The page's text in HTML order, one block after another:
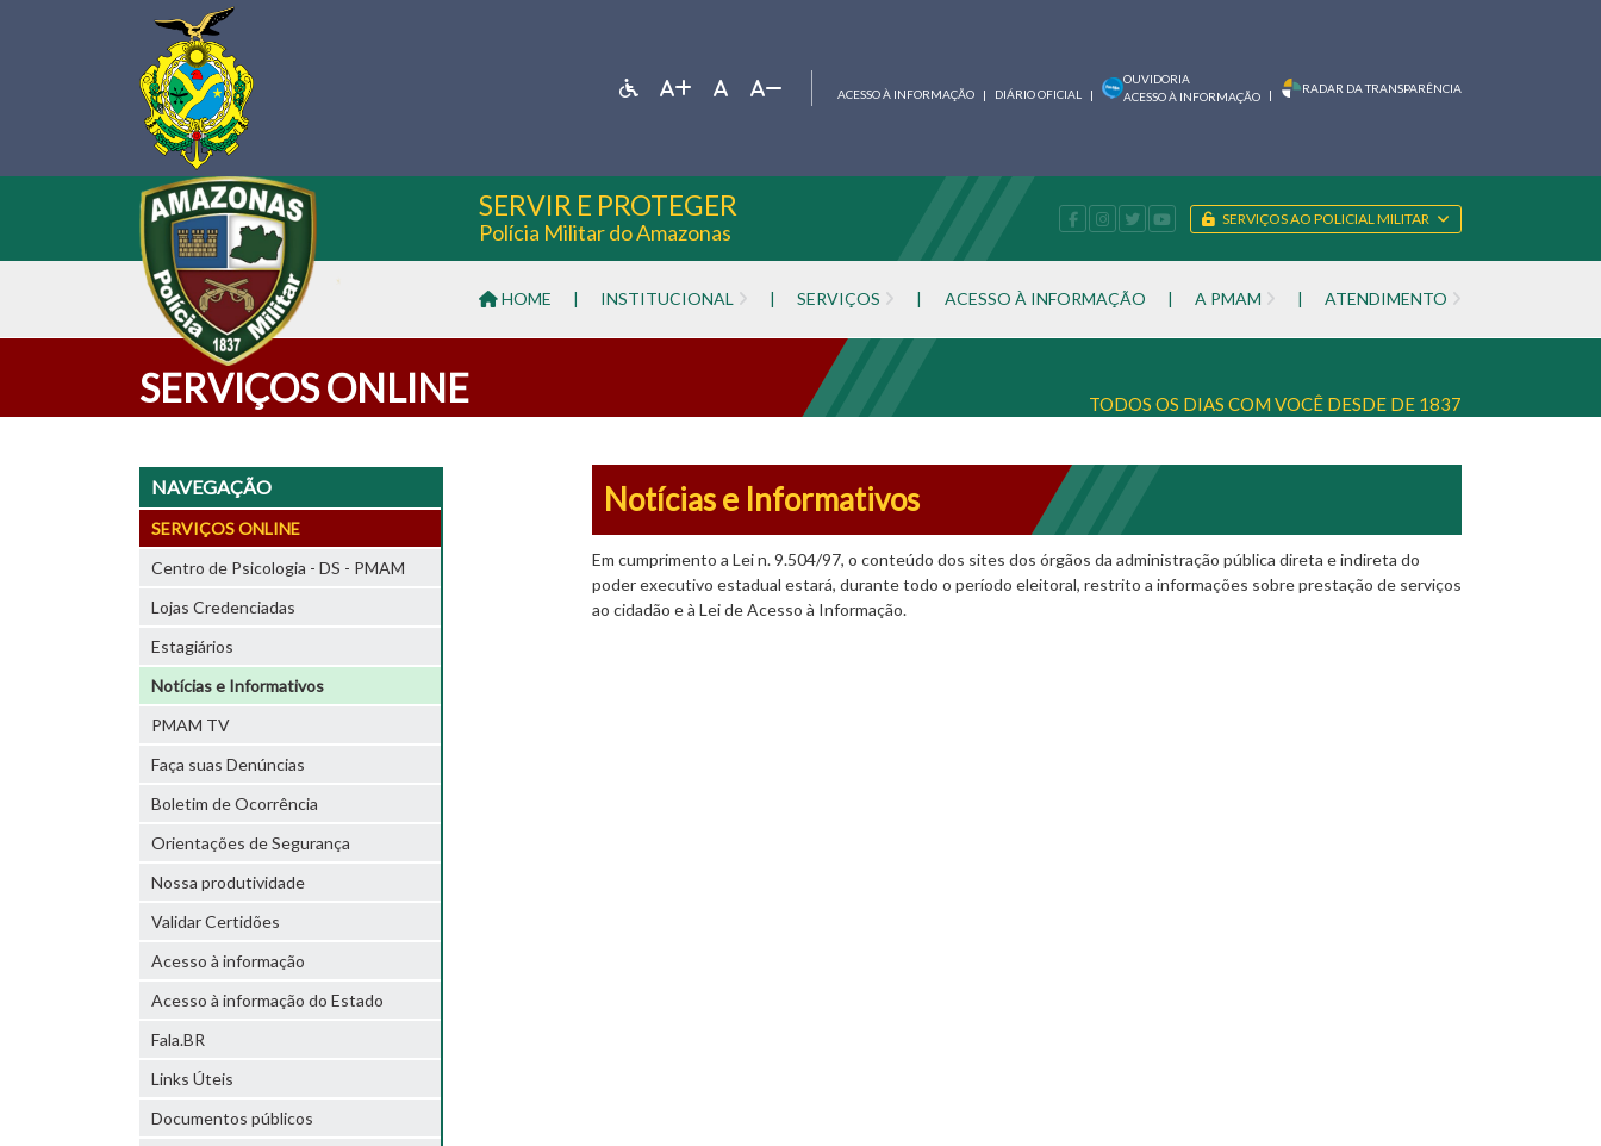
ACESSO À INFORMAÇÃO | DIÁRIO OFICIAL |
OUVIDORIA
ACESSO À INFORMAÇÃO
| RADAR DA TRANSPARÊNCIA
SERVIR E PROTEGER
Polícia Militar do Amazonas
SERVIÇOS AO POLICIAL MILITAR
HOME | INSTITUCIONAL | SERVIÇOS | ACESSO À INFORMAÇÃO | A PMAM | ATENDIMENTO
SERVIÇOS ONLINE TODOS OS DIAS COM VOCÊ DESDE DE 1837
NAVEGAÇÃO
SERVIÇOS ONLINE
Centro de Psicologia - DS - PMAM
Lojas Credenciadas
Estagiários
Notícias e Informativos
PMAM TV
Faça suas Denúncias
Boletim de Ocorrência
Orientações de Segurança
Nossa produtividade
Validar Certidões
Acesso à informação
Acesso à informação do Estado
Fala.BR
Links Úteis
Documentos públicos
Notícias e Informativos
Em cumprimento a Lei n. 9.504/97, o conteúdo dos sites dos órgãos da administração pública direta e indireta do
poder executivo estadual estará, durante todo o período eleitoral, restrito a informações sobre prestação de serviços
ao cidadão e à Lei de Acesso à Informação.